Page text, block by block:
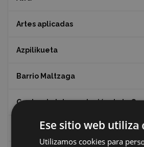
Artes aplicadas
Azpilikueta
Barrio Maltzaga
Centro de Interpretación de la
CiclismoEse sitio web utiliza
Utilizamos cookies para